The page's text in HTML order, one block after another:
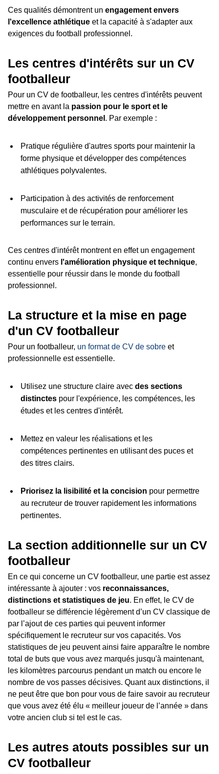
Ces qualités démontrent un engagement envers
l'excellence athlétique et la capacité à s'adapter aux
exigences du football professionnel.
Les centres d'intérêts sur un CV
footballeur
Pour un CV de footballeur, les centres d'intérêts peuvent
mettre en avant la passion pour le sport et le
développement personnel . Par exemple :
Pratique régulière d'autres sports pour maintenir la
forme physique et développer des compétences
athlétiques polyvalentes.
Participation à des activités de renforcement
musculaire et de récupération pour améliorer les
performances sur le terrain.
Ces centres d'intérêt montrent en effet un engagement
continu envers l'amélioration physique et technique,
essentielle pour réussir dans le monde du football
professionnel.
La structure et la mise en page
d'un CV footballeur
Pour un footballeur, un format de CV de sobre et
professionnelle est essentielle.
Utilisez une structure claire avec des sections
distinctespour l'expérience, les compétences, les
études et les centres d'intérêt.
Mettez en valeur les réalisations et les
compétences pertinentes en utilisant des puces et
des titres clairs.
Priorisez la lisibilité et la concision pour permettre
au recruteur de trouver rapidement les informations
pertinentes.
La section additionnelle sur un CV
footballeur
En ce qui concerne un CV footballeur, une partie est assez
intéressante à ajouter : vos reconnaissances,
distinctions et statistiques de jeu. En effet, le CV de
footballeur se différencie légèrement d’un CV classique de
par l’ajout de ces parties qui peuvent informer
spécifiquement le recruteur sur vos capacités. Vos
statistiques de jeu peuvent ainsi faire apparaître le nombre
total de buts que vous avez marqués jusqu'à maintenant,
les kilomètres parcourus pendant un match ou encore le
nombre de vos passes décisives. Quant aux distinctions, il
ne peut être que bon pour vous de faire savoir au recruteur
que vous avez été élu « meilleur joueur de l’année » dans
votre ancien club si tel est le cas.
Les autres atouts possibles sur un
CV footballeur